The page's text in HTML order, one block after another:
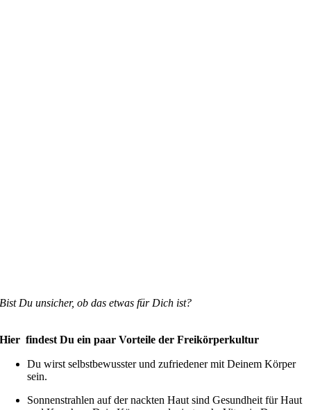
Bist Du unsicher, ob das etwas für Dich ist?
Hier findest Du ein paar Vorteile der Freikörperkultur
Du wirst selbstbewusster und zufriedener mit Deinem Körper
sein.
Sonnenstrahlen auf der nackten Haut sind Gesundheit für Haut